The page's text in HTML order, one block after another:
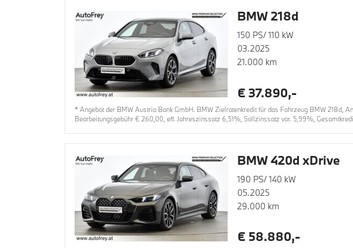
BMW 218d
150 PS/ 110 kW
03.2025
21.000 km
€ 37.890,-
* Angebot der BMW Austria Bank GmbH. BMW Zielratenkredit für das Fahrzeug BMW 218d,
Bearbeitungsgebühr € 260,00, eff. Jahreszinssatz 6,51%, Sollzinssatz var. 5,99%,
BMW 420d xDrive
190 PS/ 140 kW
05.2025
29.000 km
€ 58.880,-